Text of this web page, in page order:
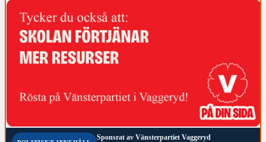
Sponsrat av Vänsterpartiet Vaggeryd